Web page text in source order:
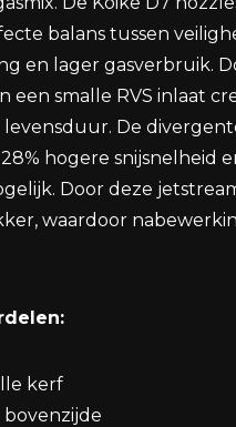
balans tussen
en lager gasverbruik.
een smalle RVS inlaat
levensduur. De
hogere snijsnelheid
Door deze
waardoor
kerf
bovenzijde